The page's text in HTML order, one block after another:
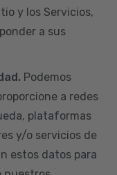
y los Servicios,
a sus
Podemos
a redes
plataformas
y/o servicios de
estos datos para